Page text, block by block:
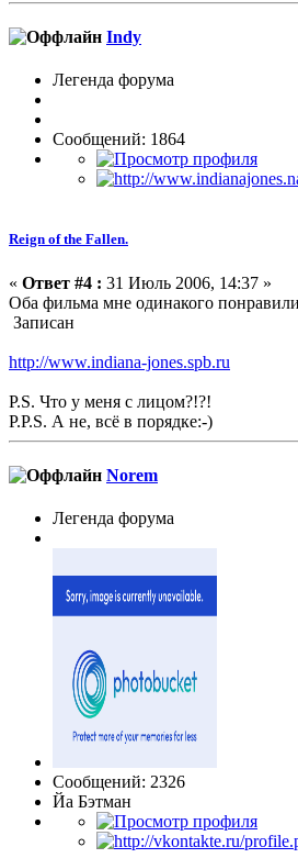
Indy
Легенда форума
Сообщений: 1864
Reign of the Fallen.
« Ответ #4 : 31 Июль 2006, 14:37 »
Оба фильма мне одинакого
Записан
http://www.indiana-jones.spb.ru
P.S. Что у меня с лицом?!?!
P.P.S. А не, всё в порядке:-)
Norem
Легенда форума
Сообщений: 2326
Йа Бэтман